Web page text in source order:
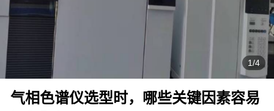
1/4
气相色谱仪选型时，哪些关键因素容易